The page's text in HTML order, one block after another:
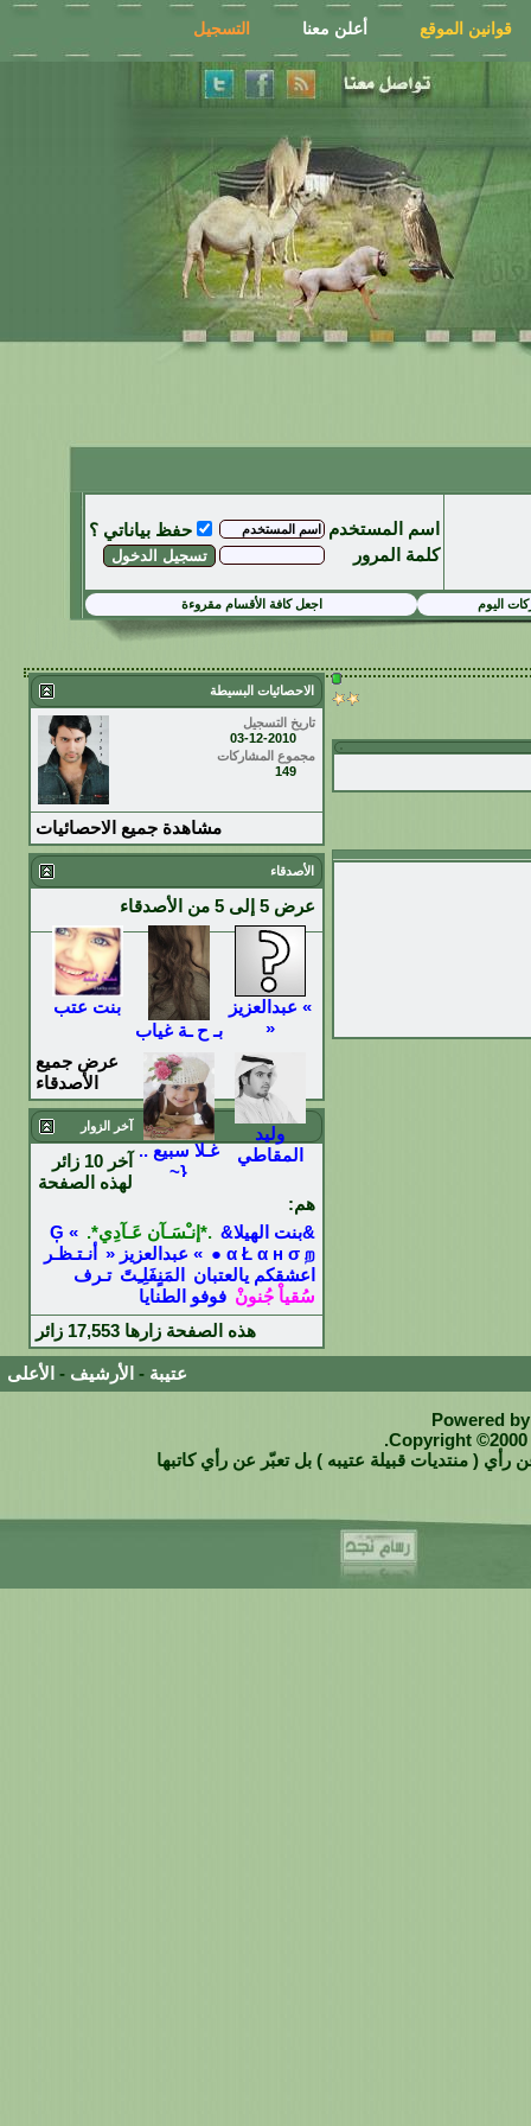
قوانين الموقع أعلن معنا التسجيل
اسم المستخدم
حفظ بياناتي ؟
كلمة المرور
اليوم اجعل كافة الأقسام مقروءة
الاحصائيات البسيطة
تاريخ التسجيل
03-12-2010
مجموع المشاركات
149
مشاهدة جميع الاحصائيات
الأصدقاء
عرض 5 إلى 5 من الأصدقاء
» عبدالعزيز
«
بـ ح ـة غياب
بنت عتب
وليد
المقاطي
غـلا سبيع ..
{~
عرض جميع
الأصدقاء
آخر الزوار
آخر 10 زائر
لهذه الصفحة
هم:
&بنت الهيلا& .*إنـْسَـآن عَـآدِي*.
» Ģ
α Ł α н σ ற ●
» عبدالعزيز « أنـتـظـر
اعشقكم يالعتبان
المَنٍفَلِـِتً تـرف
سُقياْ جُنونْ فوفو الطنايا
هذه الصفحة زارها 17,553 زائر
عتيبة - الأرشيف - الأعلى
Powered
Copyright ©2000
رأي ( منتديات قبيلة عتيبه ) بل تعبّر عن رأي كاتبها